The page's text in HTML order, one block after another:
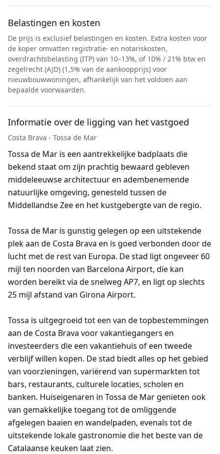
Belastingen en kosten
De prijs is exclusief belastingen en kosten. Extra kosten voor
de koper omvatten registratie- en notariskosten,
overdrachtsbelasting (ITP) van 10–13%, of 10% / 21% btw en
zegelrecht (AJD) (1,5% van de aankoopprijs) voor
nieuwbouwwoningen, afhankelijk van het voldoen aan
bepaalde voorwaarden.
Informatie over de ligging van het vastgoed
Costa Brava - Tossa de Mar
Tossa de Mar is een aantrekkelijke badplaats die
bekend staat om zijn prachtig bewaard gebleven
middeleeuwse architectuur en adembenemende
natuurlijke omgeving, genesteld tussen de
Middellandse Zee en het kustgebergte van de regio.
Tossa de Mar is gunstig gelegen op een uitstekende
plek aan de Costa Brava en is goed verbonden door de
lucht met de rest van Europa. De stad ligt ongeveer 60
mijl ten noorden van Barcelona Airport, die kan
worden bereikt via de snelweg AP7, en ligt op slechts
25 mijl afstand van Girona Airport.
Tossa is uitgegroeid tot een van de topbestemmingen
aan de Costa Brava voor vakantiegangers en
investeerders die een vakantiehuis of een tweede
verblijf willen kopen. De stad biedt alles op het gebied
van voorzieningen, variërend van supermarkten tot
bars, restaurants, culturele locaties, scholen en
banken. Huiseigenaren in Tossa de Mar genieten ook
van gemakkelijke toegang tot de omliggende
afgelegen baaien en wandelpaden, evenals tot de
uitstekende lokale gastronomie die het beste van de
Catalaanse keuken laat zien.